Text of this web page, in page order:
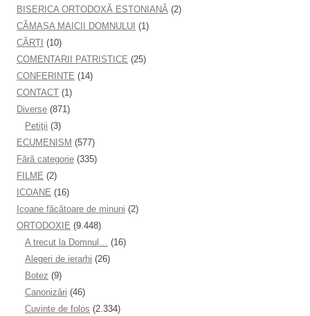
BISERICA ORTODOXĂ ESTONIANĂ (2)
CĂMAȘA MAICII DOMNULUI (1)
CĂRȚI (10)
COMENTARII PATRISTICE (25)
CONFERINTE (14)
CONTACT (1)
Diverse (871)
Petiţii (3)
ECUMENISM (577)
Fără categorie (335)
FILME (2)
ICOANE (16)
Icoane făcătoare de minuni (2)
ORTODOXIE (9.448)
A trecut la Domnul…
(16)
Alegeri de ierarhi (26)
Botez (9)
Canonizări (46)
Cuvinte de folos (2.334)